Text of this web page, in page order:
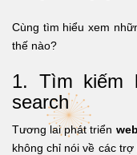
Cùng tìm hiểu xem
thế nào?
1. Tìm kiếm
search
Tương lai phát triển web
không chỉ nói về các